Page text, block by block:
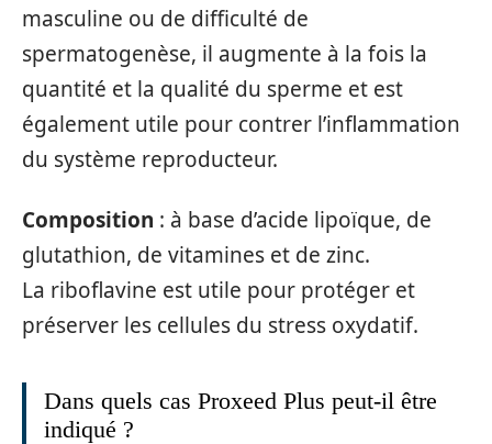
masculine ou de difficulté de
spermatogenèse, il augmente à la fois la
quantité et la qualité du sperme et est
également utile pour contrer l’inflammation
du système reproducteur.
Composition : à base d’acide lipoïque, de
glutathion, de vitamines et de zinc.
La riboflavine est utile pour protéger et
préserver les cellules du stress oxydatif.
Dans quels cas Proxeed Plus peut-il être
indiqué ?